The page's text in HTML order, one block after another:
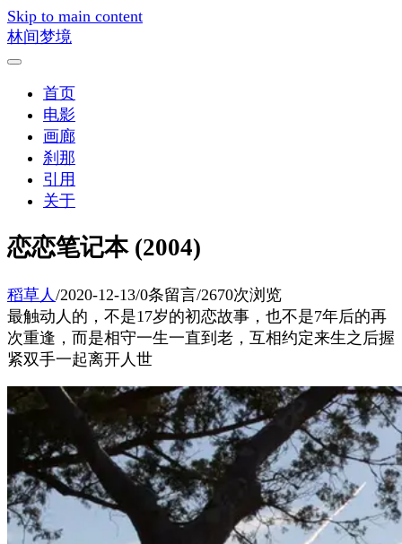
Skip to main content
林间梦境
首页
电影
画廊
刹那
引用
关于
恋恋笔记本 (2004)
稻草人 /2020-12-13/0条留言/2670次浏览
最触动人的，不是17岁的初恋故事，也不是7年后的再
次重逢，而是相守一生一直到老，互相约定来生之后握
紧双手一起离开人世